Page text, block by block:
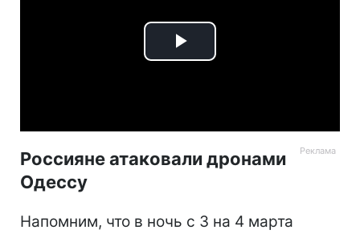
Play
Россияне атаковали дронами
Одессу
Напомним, что в ночь с 3 на 4 марта